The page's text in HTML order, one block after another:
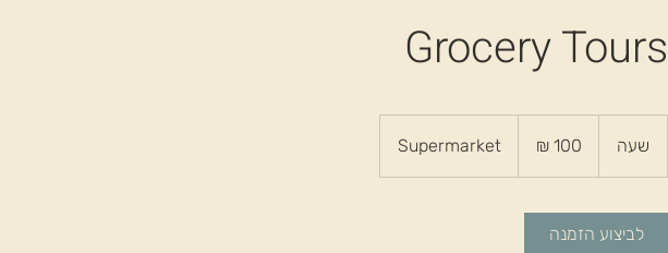
Grocery Tours
שעה
ע
חדשים
Supermarket
לביצוע הזמנה